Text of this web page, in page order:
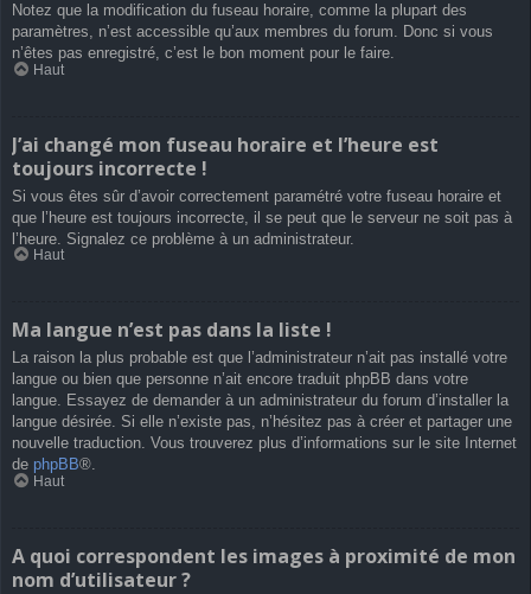
Notez que la modification du fuseau horaire, comme la plupart des
paramètres, n’est accessible qu’aux membres du forum. Donc si vous
n’êtes pas enregistré, c’est le bon moment pour le faire.
Haut
J’ai changé mon fuseau horaire et l’heure est
toujours incorrecte !
Si vous êtes sûr d’avoir correctement paramétré votre fuseau horaire et
que l’heure est toujours incorrecte, il se peut que le serveur ne soit pas à
l’heure. Signalez ce problème à un administrateur.
Haut
Ma langue n’est pas dans la liste !
La raison la plus probable est que l’administrateur n’ait pas installé votre
langue ou bien que personne n’ait encore traduit phpBB dans votre
langue. Essayez de demander à un administrateur du forum d’installer la
langue désirée. Si elle n’existe pas, n’hésitez pas à créer et partager une
nouvelle traduction. Vous trouverez plus d’informations sur le site Internet
de phpBB®.
Haut
A quoi correspondent les images à proximité de mon
nom d’utilisateur ?